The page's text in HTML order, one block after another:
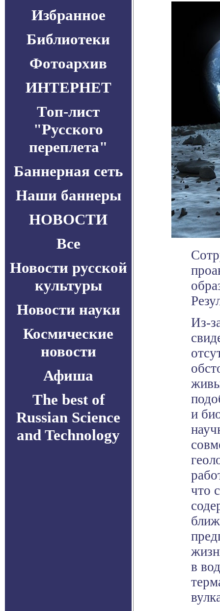
Избранное
Библиотеки
Фотоархив
ИНТЕРНЕТ
Топ-лист
"Русского
переплета"
Баннерная сеть
Наши баннеры
НОВОСТИ
Все
Новости русской
культуры
Новости науки
Космические
новости
Афиша
The best of
Russian Science
and Technology
Из-
и
что
в